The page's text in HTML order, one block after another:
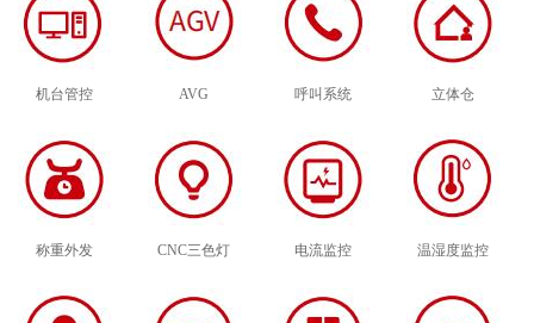
机台管控 AVG 呼叫系统 立体仓
称重外发 CNC三色灯 电流监控 温湿度监控